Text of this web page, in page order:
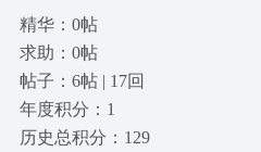
精华：0帖
求助：0帖
帖子：6帖 | 17回
年度积分：1
历史总积分：129